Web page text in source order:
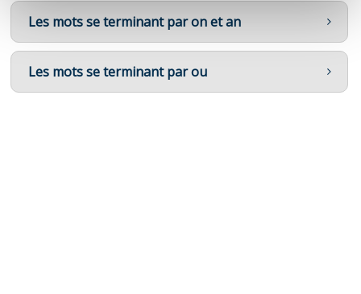
Les mots se terminant par on et an
Les mots se terminant par ou